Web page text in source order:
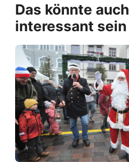
Das könnte auch
interessant sein